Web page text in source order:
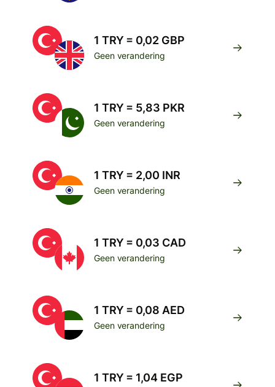
1 TRY = 0,02 GBP
Geen verandering
1 TRY = 5,83 PKR
Geen verandering
1 TRY = 2,00 INR
Geen verandering
1 TRY = 0,03 CAD
Geen verandering
1 TRY = 0,08 AED
Geen verandering
1 TRY = 1,04 EGP